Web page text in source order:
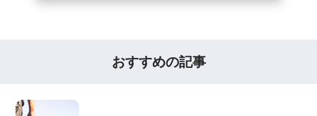
おすすめの記事